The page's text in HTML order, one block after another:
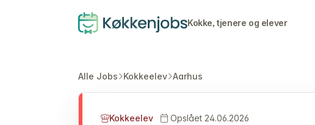
Kokke, tjenere og elever
Alle Jobs Kokkeelev Aarhus
Kokkeelev Opslået 24.06.2026